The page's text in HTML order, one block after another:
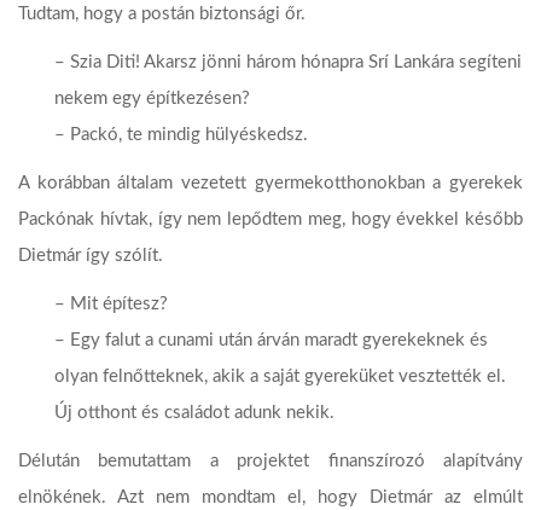
Tudtam, hogy a postán biztonsági őr.
– Szia Diti! Akarsz jönni három hónapra Srí Lankára segíteni
nekem egy építkezésen?
– Packó, te mindig hülyéskedsz.
A korábban általam vezetett gyermekotthonokban a gyerekek
Packónak hívtak, így nem lepődtem meg, hogy évekkel később
Dietmár így szólít.
– Mit építesz?
– Egy falut a cunami után árván maradt gyerekeknek és
olyan felnőtteknek, akik a saját gyereküket vesztették el.
Új otthont és családot adunk nekik.
Délután bemutattam a projektet finanszírozó alapítvány
elnökének. Azt nem mondtam el, hogy Dietmár az elmúlt